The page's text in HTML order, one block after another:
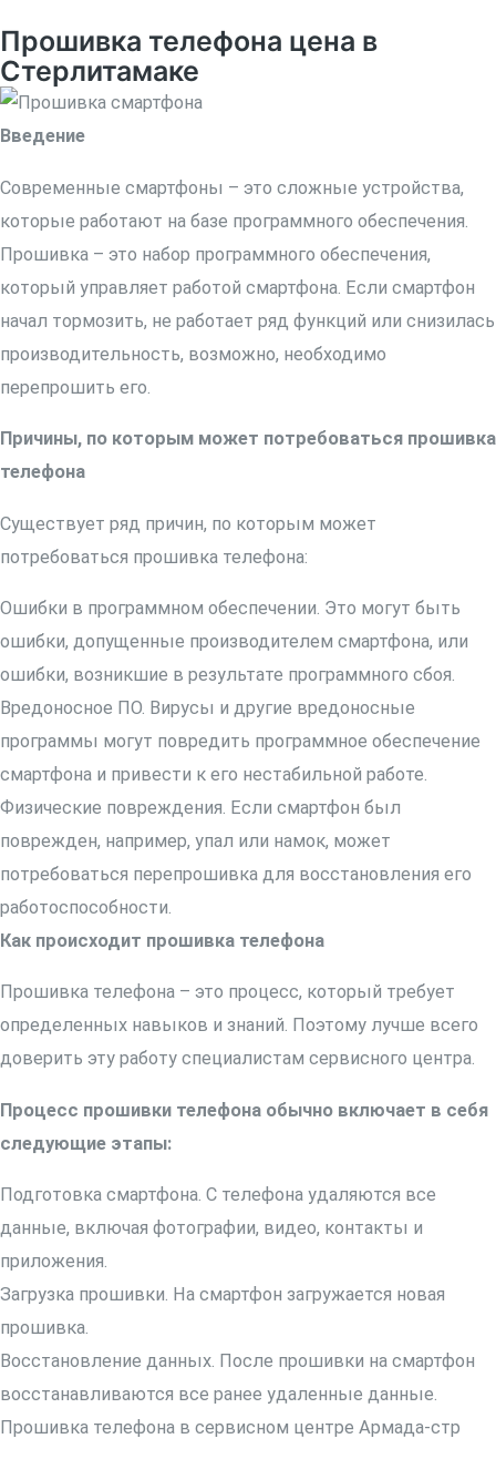
Прошивка телефона цена в
Стерлитамаке
Введение
Современные смартфоны – это сложные устройства,
которые работают на базе программного обеспечения.
Прошивка – это набор программного обеспечения,
который управляет работой смартфона. Если смартфон
начал тормозить, не работает ряд функций или снизилась
производительность, возможно, необходимо
перепрошить его.
Причины, по которым может потребоваться прошивка
телефона
Существует ряд причин, по которым может
потребоваться прошивка телефона:
Ошибки в программном обеспечении. Это могут быть
ошибки, допущенные производителем смартфона, или
ошибки, возникшие в результате программного сбоя.
Вредоносное ПО. Вирусы и другие вредоносные
программы могут повредить программное обеспечение
смартфона и привести к его нестабильной работе.
Физические повреждения. Если смартфон был
поврежден, например, упал или намок, может
потребоваться перепрошивка для восстановления его
работоспособности.
Как происходит прошивка телефона
Прошивка телефона – это процесс, который требует
определенных навыков и знаний. Поэтому лучше всего
доверить эту работу специалистам сервисного центра.
Процесс прошивки телефона обычно включает в себя
следующие этапы:
Подготовка смартфона. С телефона удаляются все
данные, включая фотографии, видео, контакты и
приложения.
Загрузка прошивки. На смартфон загружается новая
прошивка.
Восстановление данных. После прошивки на смартфон
восстанавливаются все ранее удаленные данные.
Прошивка телефона в сервисном центре Армада-стр